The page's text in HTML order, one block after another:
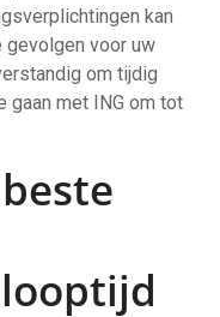
kan
gevolgen voor uw
om tijdig
gaan met ING om tot